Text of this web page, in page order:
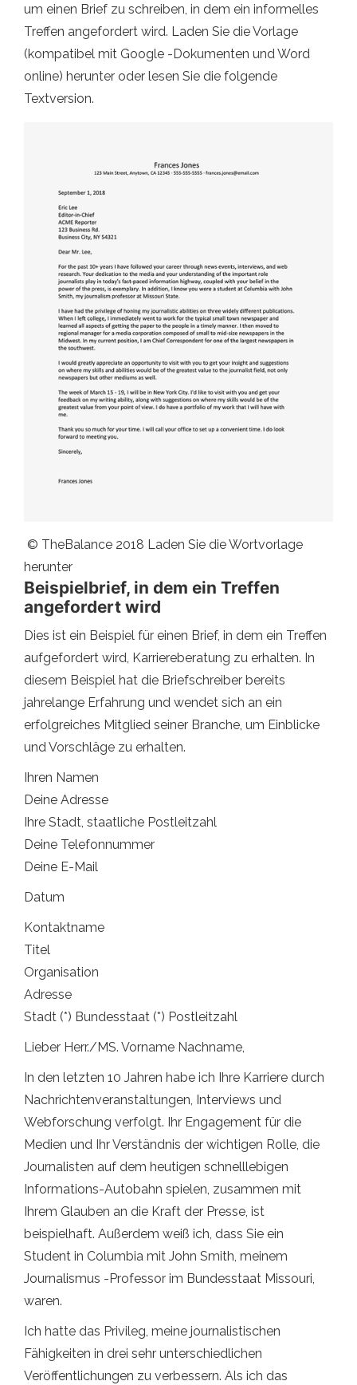
um einen Brief zu schreiben, in dem ein informelles
Treffen angefordert wird. Laden Sie die Vorlage
(kompatibel mit Google -Dokumenten und Word
online) herunter oder lesen Sie die folgende
Textversion.
© TheBalance 2018 Laden Sie die Wortvorlage
herunter
Beispielbrief, in dem ein Treffen
angefordert wird
Dies ist ein Beispiel für einen Brief, in dem ein Treffen
aufgefordert wird, Karriereberatung zu erhalten. In
diesem Beispiel hat die Briefschreiber bereits
jahrelange Erfahrung und wendet sich an ein
erfolgreiches Mitglied seiner Branche, um Einblicke
und Vorschläge zu erhalten.
Ihren Namen
Deine Adresse
Ihre Stadt, staatliche Postleitzahl
Deine Telefonnummer
Deine E-Mail
Datum
Kontaktname
Titel
Organisation
Adresse
Stadt (*) Bundesstaat (*) Postleitzahl
Lieber Herr./MS. Vorname Nachname,
In den letzten 10 Jahren habe ich Ihre Karriere durch
Nachrichtenveranstaltungen, Interviews und
Webforschung verfolgt. Ihr Engagement für die
Medien und Ihr Verständnis der wichtigen Rolle, die
Journalisten auf dem heutigen schnelllebigen
Informations-Autobahn spielen, zusammen mit
Ihrem Glauben an die Kraft der Presse, ist
beispielhaft. Außerdem weiß ich, dass Sie ein
Student in Columbia mit John Smith, meinem
Journalismus -Professor im Bundesstaat Missouri,
waren.
Ich hatte das Privileg, meine journalistischen
Fähigkeiten in drei sehr unterschiedlichen
Veröffentlichungen zu verbessern. Als ich das